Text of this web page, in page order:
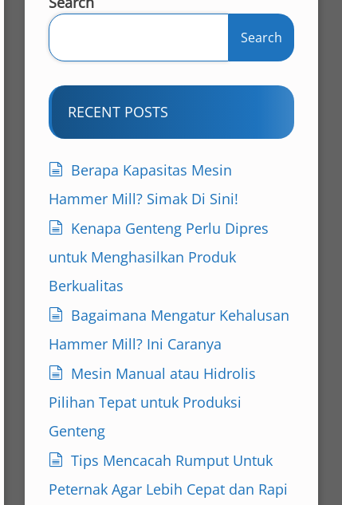
Search
RECENT POSTS
Berapa Kapasitas Mesin
Hammer Mill? Simak Di Sini!
Kenapa Genteng Perlu Dipres
untuk Menghasilkan Produk
Berkualitas
Bagaimana Mengatur Kehalusan
Hammer Mill? Ini Caranya
Mesin Manual atau Hidrolis
Pilihan Tepat untuk Produksi
Genteng
Tips Mencacah Rumput Untuk
Peternak Agar Lebih Cepat dan Rapi